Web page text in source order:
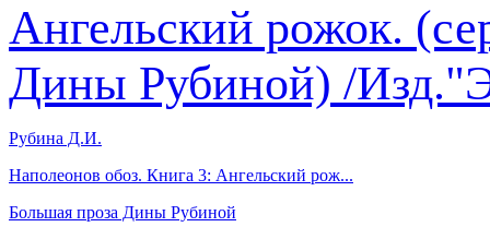
Рубина Д.И.
Наполеонов обоз. Книга 3: Ангельский рож...
Большая проза Дины Рубиной